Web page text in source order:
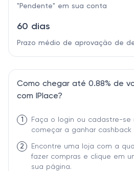
"Pendente" em sua conta
60 dias
Prazo médio de aprovação de
Como chegar até 0.88% de
com IPlace?
1
Faça o login ou cadastre-se
começar a ganhar
2
Encontre uma loja com a
fazer compras e clique em
sua página.